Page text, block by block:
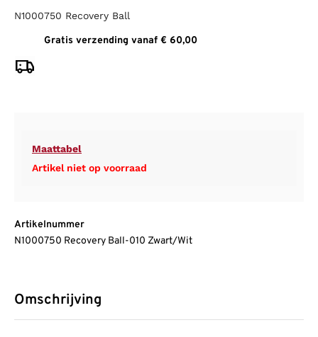
N1000750 Recovery Ball
Gratis verzending vanaf € 60,00
Maattabel
Artikel niet op voorraad
Artikelnummer
N1000750 Recovery Ball-010 Zwart/Wit
Omschrijving